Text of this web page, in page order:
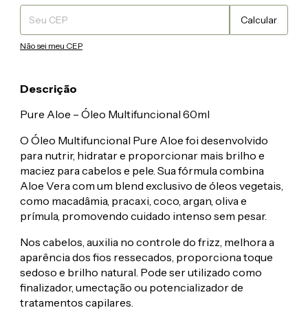
Calcular
Não sei meu CEP
Descrição
Pure Aloe – Óleo Multifuncional 60ml
O Óleo Multifuncional Pure Aloe foi desenvolvido
para nutrir, hidratar e proporcionar mais brilho e
maciez para cabelos e pele. Sua fórmula combina
Aloe Vera com um blend exclusivo de óleos vegetais,
como macadâmia, pracaxi, coco, argan, oliva e
prímula, promovendo cuidado intenso sem pesar.
Nos cabelos, auxilia no controle do frizz, melhora a
aparência dos fios ressecados, proporciona toque
sedoso e brilho natural. Pode ser utilizado como
finalizador, umectação ou potencializador de
tratamentos capilares.